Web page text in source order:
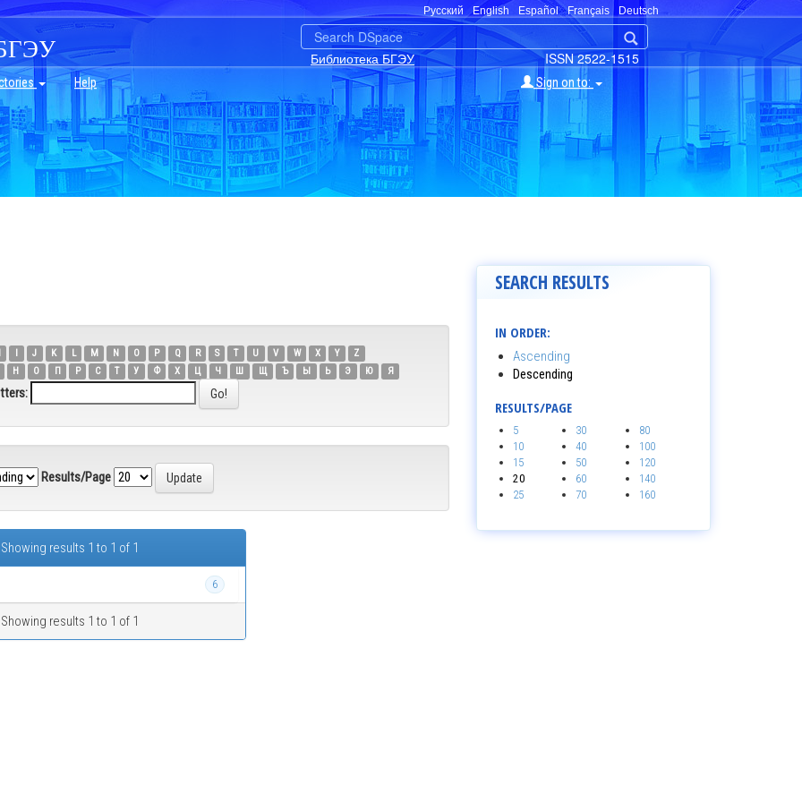
Русский English Español Français Deutsch
ISSN 2522-1515
Библиотека БГЭУ
Help Sign on to:
I J K L M N O P Q R S T U V W X Y
Z
Н О П Р С Т У Ф Х Ц Ч Ш Щ Ъ Ы Ь Э Ю Я
Results/Page
Showing results 1 to 1 of 1
6
Showing results 1 to 1 of 1
SEARCH RESULTS
IN ORDER:
Ascending
Descending
RESULTS/PAGE
5
10
15
20
25
30
40
50
60
70
80
100
120
140
160